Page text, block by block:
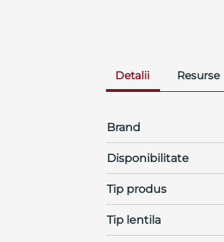
Detalii Resurse
Brand
Disponibilitate
Tip produs
Tip lentila